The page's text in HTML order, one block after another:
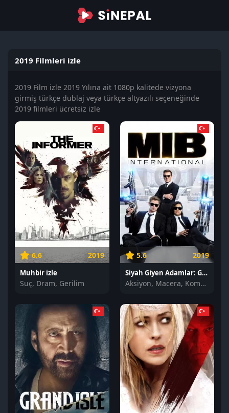
2019 Filmleri izle
2019 Film izle 2019 Yılına ait 1080p kalitede vizyona
girmiş türkçe dublaj veya türkçe altyazılı seçeneğinde
2019 filmleri ücretsiz izle
6.6 2019
Muhbir izle
Suç, Dram, Gerilim
5.6 2019
Siyah Giyen Adamlar: Global Tehdit izle
Aksiyon, Macera, Komedi